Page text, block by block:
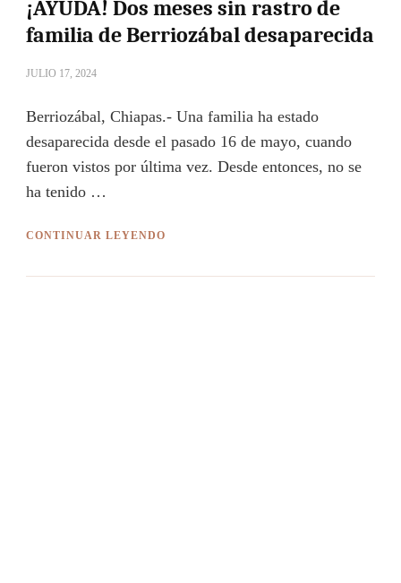
¡AYUDA! Dos meses sin rastro de
familia de Berriozábal desaparecida
JULIO 17, 2024
Berriozábal, Chiapas.- Una familia ha estado
desaparecida desde el pasado 16 de mayo, cuando
fueron vistos por última vez. Desde entonces, no se
ha tenido …
CONTINUAR LEYENDO